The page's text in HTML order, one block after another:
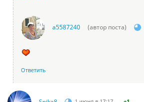
a5587240 (автор поста)
Ответить